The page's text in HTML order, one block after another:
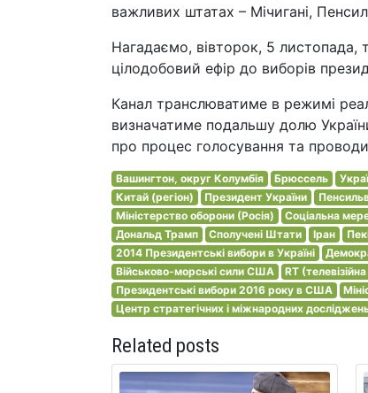
важливих штатах – Мічигані,
Нагадаємо, вівторок, 5
цілодобовий ефір до виборів
Канал транслюватиме в режимі
визначатиме подальшу долю
про процес голосування та
Вашингтон, округ Колумбія Брюссель
Китай (регіон)
Президент України
Міністерство оборони (Росія)
Соціальна
Дональд Трамп
Сполучені Штати Іран
2014 Президентські вибори в Україні
Військово-морські сили США
RT
Президентські вибори 2016 року в США
Центр стратегічних і міжнародних
Related posts